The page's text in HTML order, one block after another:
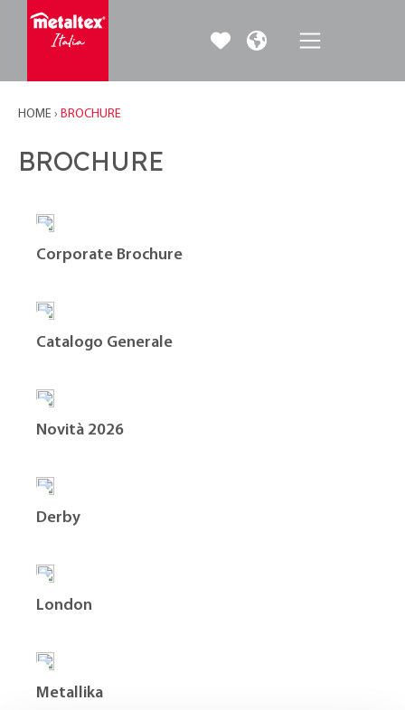
HOME › BROCHURE
BROCHURE
Corporate Brochure
Catalogo Generale
Novità 2026
Derby
London
Metallika